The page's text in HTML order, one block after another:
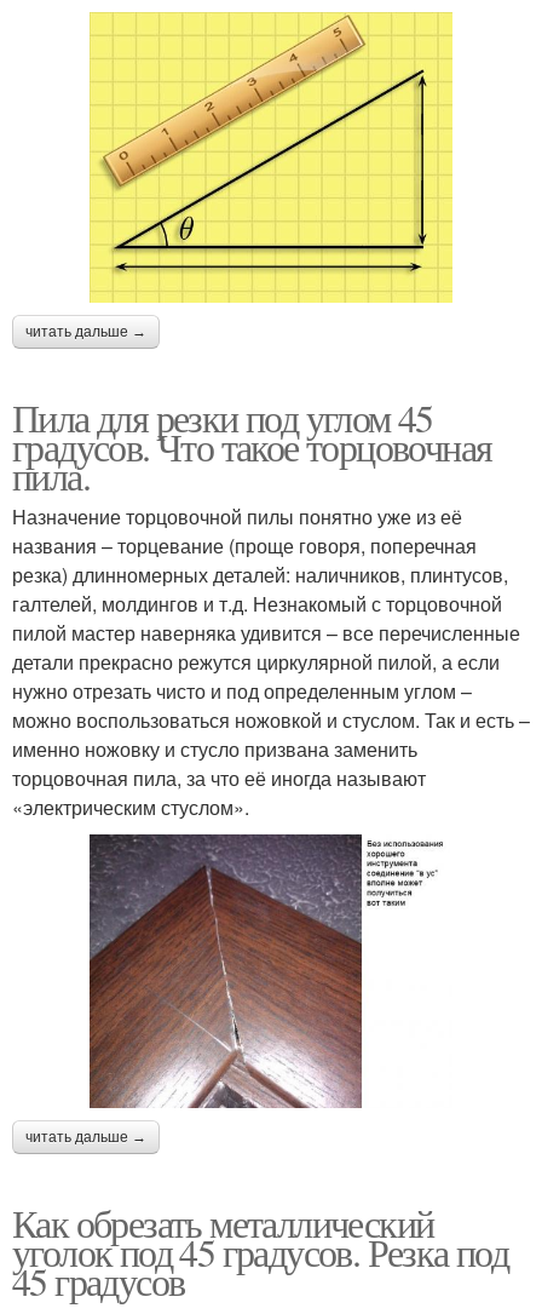
читать дальше →
Пила для резки под углом 45
градусов. Что такое торцовочная
пила.
Назначение торцовочной пилы понятно уже из её
названия – торцевание (проще говоря, поперечная
резка) длинномерных деталей: наличников, плинтусов,
галтелей, молдингов и т.д. Незнакомый с торцовочной
пилой мастер наверняка удивится – все перечисленные
детали прекрасно режутся циркулярной пилой, а если
нужно отрезать чисто и под определенным углом –
можно воспользоваться ножовкой и стуслом. Так и есть –
именно ножовку и стусло призвана заменить
торцовочная пила, за что её иногда называют
«электрическим стуслом».
читать дальше →
Как обрезать металлический
уголок под 45 градусов. Резка под
45 градусов